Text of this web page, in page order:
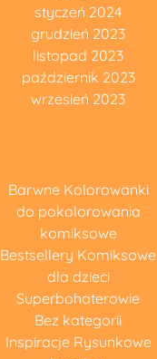
styczeń 2024
grudzień 2023
listopad 2023
październik 2023
wrzesień 2023
Barwne Kolorowanki
do pokolorowania
komiksowe
Bestsellery Komiksowe
dla dzieci
Superbohaterowie
Bez kategorii
Inspiracje Rysunkowe